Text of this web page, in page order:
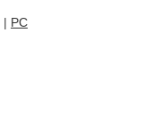
| PC